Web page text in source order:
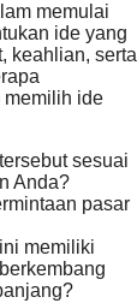
memulai
ide yang
keahlian, serta
memilih ide
sesuai
Anda?
pasar
memiliki